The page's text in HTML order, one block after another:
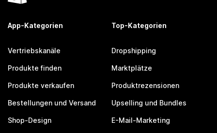
App-Kategorien
Vertriebskanäle
Produkte finden
Produkte verkaufen
Bestellungen und Versand
Shop-Design
Top-Kategorien
Dropshipping
Marktplätze
Produktrezensionen
Upselling und Bundles
E-Mail-Marketing